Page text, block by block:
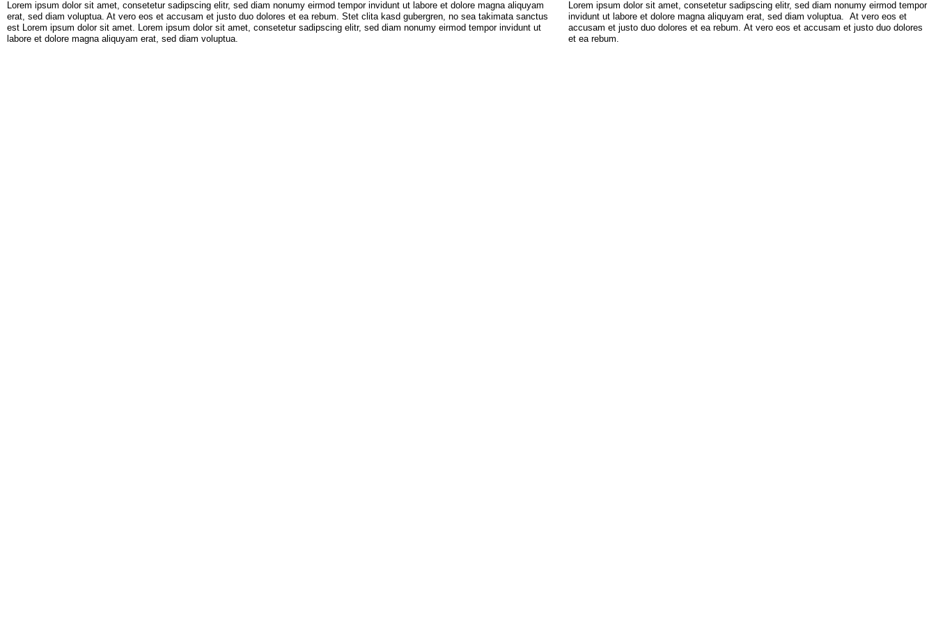
Lorem ipsum dolor sit amet, consetetur sadipscing elitr, sed diam nonumy eirmod tempor invidunt ut labore et dolore magna aliquyam
erat, sed diam voluptua. At vero eos et accusam et justo duo dolores et ea rebum. Stet clita kasd gubergren, no sea takimata sanctus
est Lorem ipsum dolor sit amet. Lorem ipsum dolor sit amet, consetetur sadipscing elitr, sed diam nonumy eirmod tempor invidunt ut
labore et dolore magna aliquyam erat, sed diam voluptua.
Lorem ipsum dolor sit amet, consetetur sadipscing elitr, sed diam nonumy eirmod tempor
invidunt ut labore et dolore magna aliquyam erat, sed diam voluptua. At vero eos et
accusam et justo duo dolores et ea rebum. At vero eos et accusam et justo duo dolores
et ea rebum.